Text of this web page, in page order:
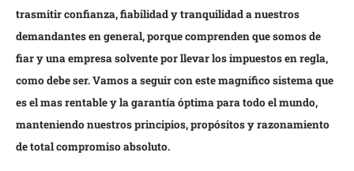
trasmitir confianza, fiabilidad y tranquilidad a nuestros
demandantes en general, porque comprenden que somos de
fiar y una empresa solvente por llevar los impuestos en regla,
como debe ser. Vamos a seguir con este magnífico sistema que
es el mas rentable y la garantía óptima para todo el mundo,
manteniendo nuestros principios, propósitos y razonamiento
de total compromiso absoluto.